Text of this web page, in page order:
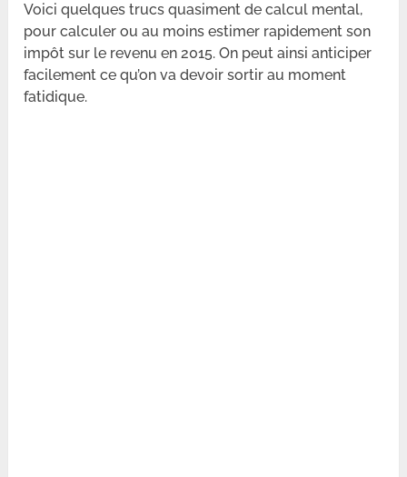
Voici quelques trucs quasiment de calcul mental,
pour calculer ou au moins estimer rapidement son
impôt sur le revenu en 2015. On peut ainsi anticiper
facilement ce qu’on va devoir sortir au moment
fatidique.